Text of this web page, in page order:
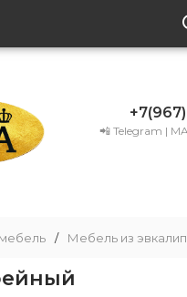
📲 Telegram |
/ Мебель из